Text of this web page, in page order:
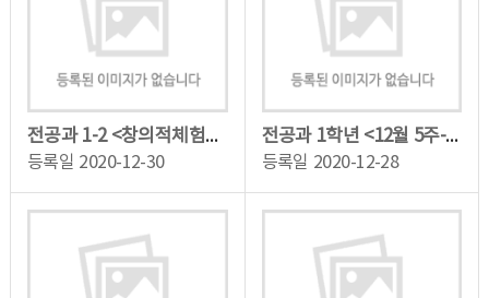
전공과 1-2 <창의적체험활동> 학습과제
등록일 2020-12-30
전공과 1학년 <12월 5주-현장실습> 학습 동영상
등록일 2020-12-28